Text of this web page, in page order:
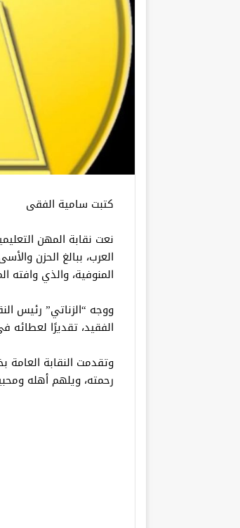
كتبت سامية الفقى
نعت نقابة المهن
العرب، ببالغ الحزن
المنوفية، والذي وافته
ووجه “الزناتي” رئيس
الفقيد، تقديرًا لعطائه
وتقدمت النقابة العامة
رحمته، ويلهم أهله